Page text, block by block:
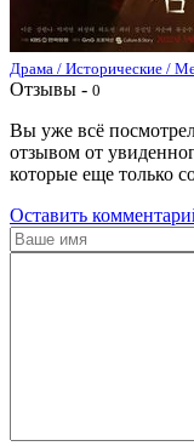
Драма / Исторические /
Отзывы - 0
Вы уже всё
отзывом от
которые еще только
Оставить